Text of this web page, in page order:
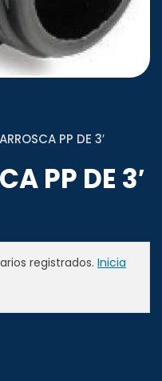
PP DE 3′
PP DE 3′
registrados. Inicia